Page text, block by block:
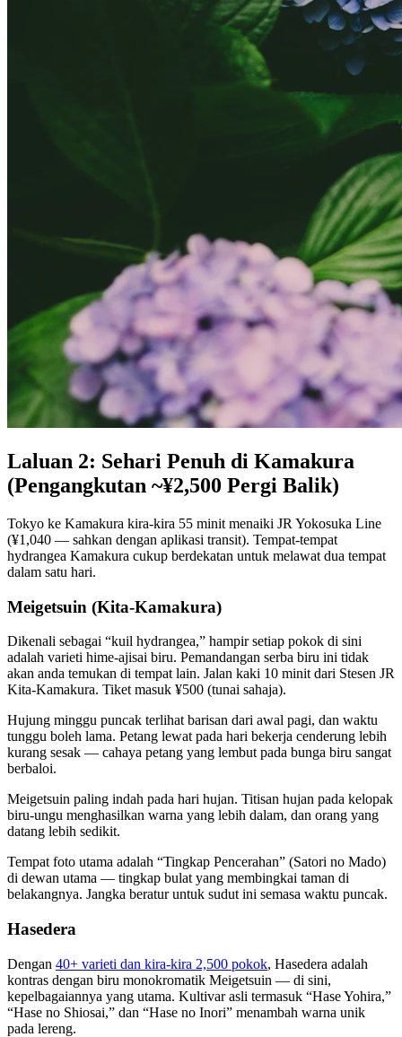
Laluan 2: Sehari Penuh di Kamakura
(Pengangkutan ~¥2,500 Pergi Balik)
Tokyo ke Kamakura kira-kira 55 minit menaiki JR Yokosuka Line
(¥1,040 — sahkan dengan aplikasi transit). Tempat-tempat
hydrangea Kamakura cukup berdekatan untuk melawat dua tempat
dalam satu hari.
Meigetsuin (Kita-Kamakura)
Dikenali sebagai “kuil hydrangea,” hampir setiap pokok di sini
adalah varieti hime-ajisai biru. Pemandangan serba biru ini tidak
akan anda temukan di tempat lain. Jalan kaki 10 minit dari Stesen JR
Kita-Kamakura. Tiket masuk ¥500 (tunai sahaja).
Hujung minggu puncak terlihat barisan dari awal pagi, dan waktu
tunggu boleh lama. Petang lewat pada hari bekerja cenderung lebih
kurang sesak — cahaya petang yang lembut pada bunga biru sangat
berbaloi.
Meigetsuin paling indah pada hari hujan. Titisan hujan pada kelopak
biru-ungu menghasilkan warna yang lebih dalam, dan orang yang
datang lebih sedikit.
Tempat foto utama adalah “Tingkap Pencerahan” (Satori no Mado)
di dewan utama — tingkap bulat yang membingkai taman di
belakangnya. Jangka beratur untuk sudut ini semasa waktu puncak.
Hasedera
Dengan 40+ varieti dan kira-kira 2,500 pokok, Hasedera adalah
kontras dengan biru monokromatik Meigetsuin — di sini,
kepelbagaiannya yang utama. Kultivar asli termasuk “Hase Yohira,”
“Hase no Shiosai,” dan “Hase no Inori” menambah warna unik
pada lereng.